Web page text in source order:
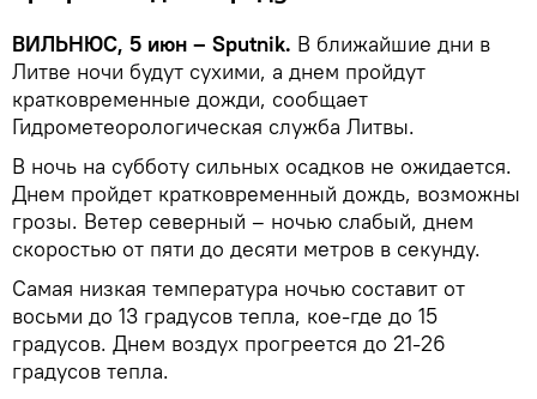
ВИЛЬНЮС, 5 июн – Sputnik. В ближайшие дни в
Литве ночи будут сухими, а днем пройдут
кратковременные дожди, сообщает
Гидрометеорологическая служба Литвы.
В ночь на субботу сильных осадков не ожидается.
Днем пройдет кратковременный дождь, возможны
грозы. Ветер северный – ночью слабый, днем
скоростью от пяти до десяти метров в секунду.
Самая низкая температура ночью составит от
восьми до 13 градусов тепла, кое-где до 15
градусов. Днем воздух прогреется до 21-26
градусов тепла.